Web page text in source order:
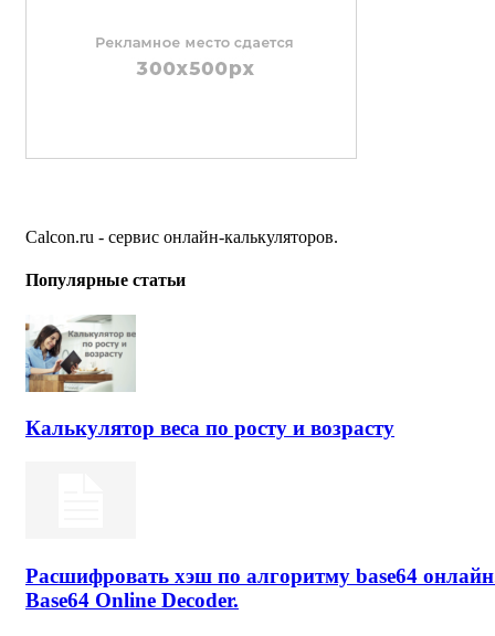
Calcon.ru - сервис онлайн-калькуляторов.
Популярные статьи
Калькулятор веса по росту и возрасту
Расшифровать хэш по алгоритму base64
Base64 Online Decoder.